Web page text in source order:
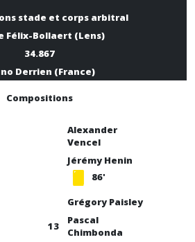
stade et corps arbitral
Félix-Bollaert (Lens)
34.867
Derrien (France)
Compositions
Alexander
Vencel
Jérémy Henin
86'
Grégory Paisley
13
Pascal
Chimbonda